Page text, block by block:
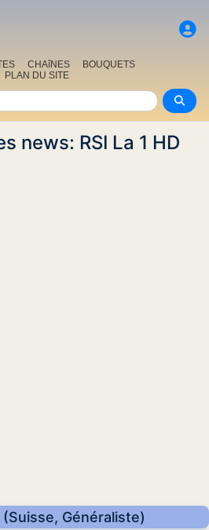
CHAîNES
BOUQUETS
PLAN DU SITE
news: RSI La 1 HD
(Suisse, Généraliste)